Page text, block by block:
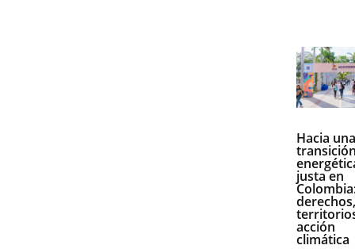
Hacia una
justa en
derechos,
acción
climática